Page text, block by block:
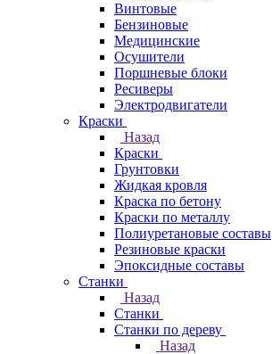
Винтовые
Бензиновые
Медицинские
Осушители
Поршневые блоки
Ресиверы
Электродвигатели
Краски
Назад
Краски
Грунтовки
Жидкая кровля
Краска по бетону
Краски по металлу
Полиуретановые составы
Резиновые краски
Эпоксидные составы
Станки
Назад
Станки
Станки по дереву
Назад